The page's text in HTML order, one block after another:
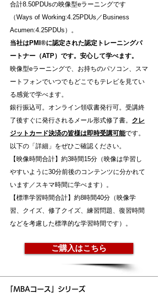
合計8.50PDUsの映像型eラーニングです
（Ways of Working:4.25PDUs／Business
Acumen:4.25PDUs）。
当社はPMI®に認定された認定トレーニングパ
ートナー（ATP）です。安心して学べます。
映像型eラーニングで、お持ちのパソコン、スマ
ートフォンでいつでもどこでもテレビを見てい
る感覚で学べます。
銀行振込可。オンライン領収書発行可。受講終
了後すぐに発行されるメール形式修了書。 クレ
ジットカード決済の皆様は即時受講可能です。
以下の「詳細」をぜひご確認ください。
【映像時間合計】約3時間15分（映像は学習し
やすいように30分前後のコンテンツに分かれて
います／スキマ時間に学べます）。
【標準学習時間合計】約8時間40分（映像学
習、クイズ、修了クイズ、練習問題、復習時間
などを考慮した標準的な学習時間です）。
ご購入はこちら
「MBAコース」シリーズ